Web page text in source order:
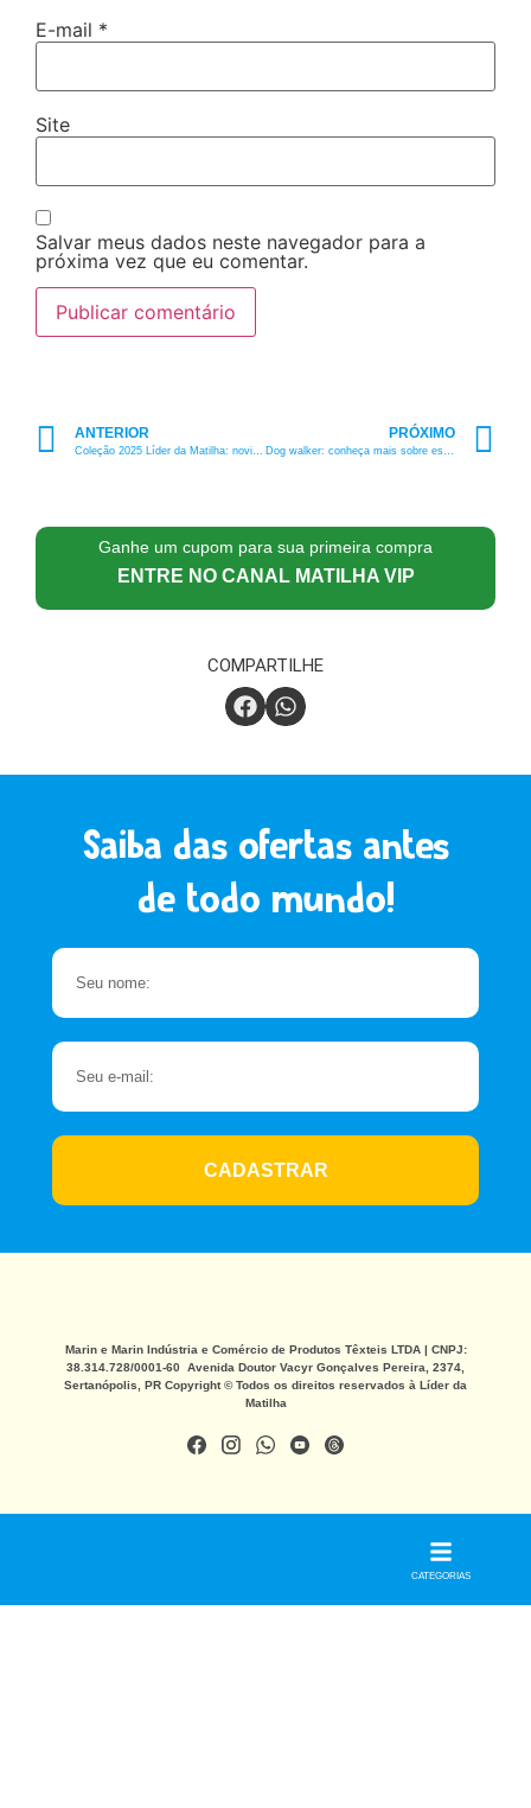
E-mail *
Site
Salvar meus dados neste navegador para a
próxima vez que eu comentar.
ANTERIOR PRÓXIMO
Dog walker: conheça mais sobre essa nova profissão
Ganhe um cupom para sua primeira compra
ENTRE NO CANAL MATILHA VIP
COMPARTILHE
Saiba das ofertas antes
de todo mundo!
CADASTRAR
Marin e Marin Indústria e Comércio de Produtos Têxteis LTDA | CNPJ:
38.314.728/0001-60 Avenida Doutor Vacyr Gonçalves Pereira, 2374,
Sertanópolis, PR Copyright © Todos os direitos reservados à Líder da
Matilha
CATEGORIAS